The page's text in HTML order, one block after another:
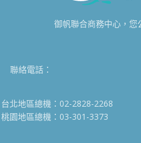
御帆聯合商務中心，您
聯絡電話：
台北地區總機：02-2828-2268
桃園地區總機：03-301-3373